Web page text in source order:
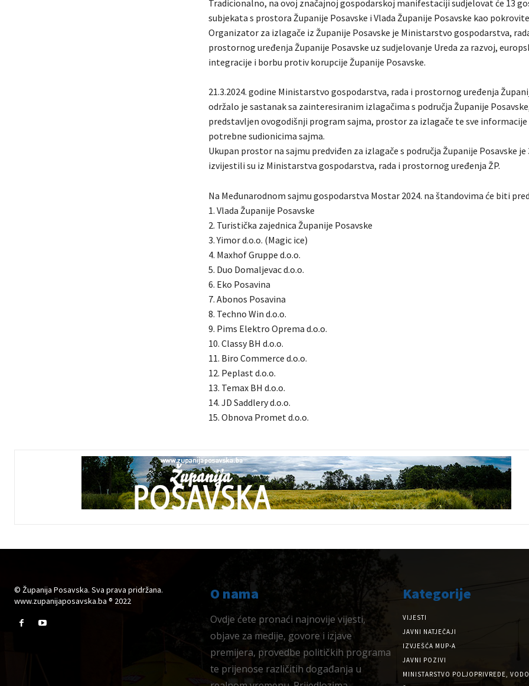
Tradicionalno, na ovoj značajnoj gospodarskoj manifestaciji sudjelovat će 13
subjekata s prostora Županije Posavske i Vlada Županije Posavske kao
Organizator za izlagače iz Županije Posavske je Ministarstvo gospodarstva,
prostornog uređenja Županije Posavske uz sudjelovanje Ureda za razvoj,
integracije i borbu protiv korupcije Županije Posavske.
21.3.2024. godine Ministarstvo gospodarstva, rada i prostornog uređenja
održalo je sastanak sa zainteresiranim izlagačima s područja Županije
predstavljen ovogodišnji program sajma, prostor za izlagače te sve informacije
potrebne sudionicima sajma.
Ukupan prostor na sajmu predviđen za izlagače s područja Županije Posavske je
izvijestili su iz Ministarstva gospodarstva, rada i prostornog uređenja ŽP.
Na Međunarodnom sajmu gospodarstva Mostar 2024. na štandovima će biti
1. Vlada Županije Posavske
2. Turistička zajednica Županije Posavske
3. Yimor d.o.o. (Magic ice)
4. Maxhof Gruppe d.o.o.
5. Duo Domaljevac d.o.o.
6. Eko Posavina
7. Abonos Posavina
8. Techno Win d.o.o.
9. Pims Elektro Oprema d.o.o.
10. Classy BH d.o.o.
11. Biro Commerce d.o.o.
12. Peplast d.o.o.
13. Temax BH d.o.o.
14. JD Saddlery d.o.o.
15. Obnova Promet d.o.o.
© Županija Posavska. Sva prava pridržana.
www.zupanijaposavska.ba ® 2022
O nama
Ovdje ćete pronaći najnovije vijesti,
objave za medije, govore i izjave
premijera, provedbe političkih programa
te prijenose različitih događanja u
Kategorije
VIJESTI
JAVNI NATJEČAJI
IZVJEŠĆA MUP-A
JAVNI POZIVI
MINISTARSTVO POLJOPRIVREDE,